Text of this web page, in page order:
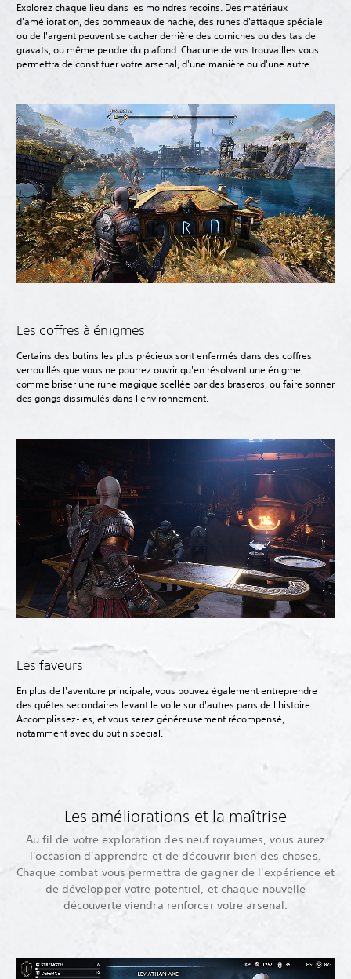
Explorez chaque lieu dans les moindres recoins. Des matériaux
d'amélioration, des pommeaux de hache, des runes d'attaque spéciale
ou de l'argent peuvent se cacher derrière des corniches ou des tas de
gravats, ou même pendre du plafond. Chacune de vos trouvailles vous
permettra de constituer votre arsenal, d'une manière ou d'une autre.
Les coffres à énigmes
Certains des butins les plus précieux sont enfermés dans des coffres
verrouillés que vous ne pourrez ouvrir qu'en résolvant une énigme,
comme briser une rune magique scellée par des braseros, ou faire sonner
des gongs dissimulés dans l'environnement.
Les faveurs
En plus de l'aventure principale, vous pouvez également entreprendre
des quêtes secondaires levant le voile sur d'autres pans de l'histoire.
Accomplissez-les, et vous serez généreusement récompensé,
notamment avec du butin spécial.
Les améliorations et la maîtrise
Au fil de votre exploration des neuf royaumes, vous aurez
l'occasion d'apprendre et de découvrir bien des choses.
Chaque combat vous permettra de gagner de l'expérience et
de développer votre potentiel, et chaque nouvelle
découverte viendra renforcer votre arsenal.